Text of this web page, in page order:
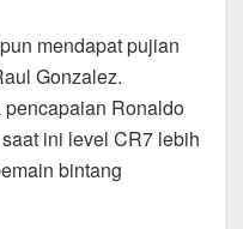
mendapat pujian
Gonzalez.
Ronaldo
ini level CR7 lebih
bintang